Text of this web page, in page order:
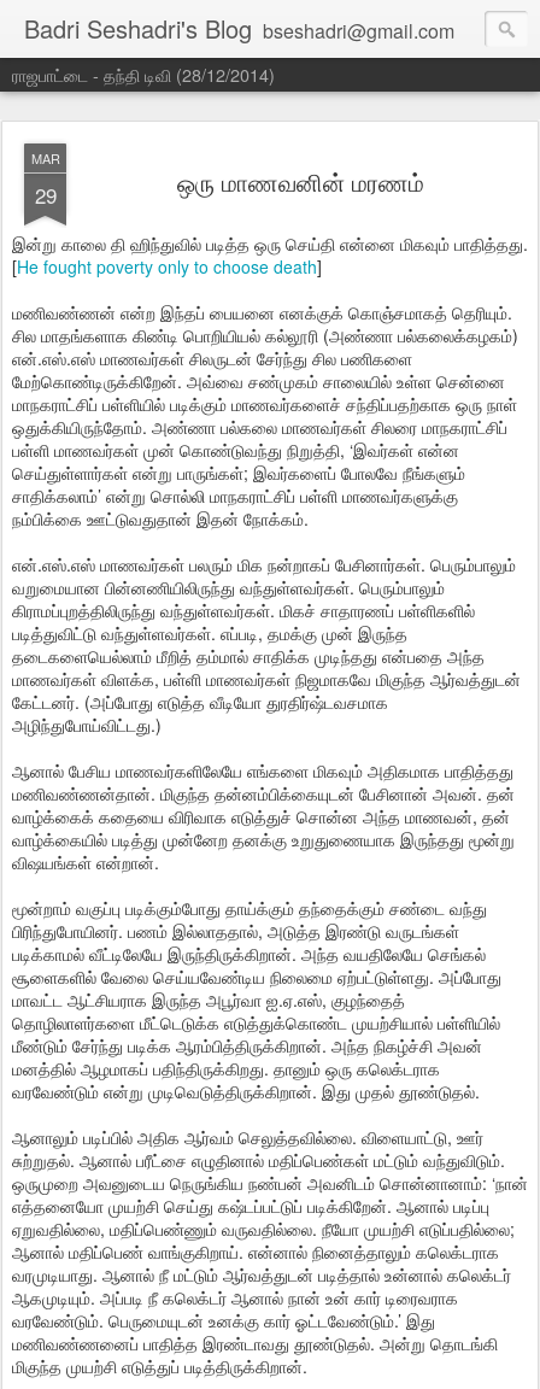
Badri Seshadri's Blog bseshadri@gmail.com
ராஜபாட்டை - தந்தி டிவி (28/12/2014)
MAR
29 ஒரு மாணவனின் மரணம்
இன்று காலை தி ஹிந்துவில் படித்த ஒரு செய்தி என்னை மிகவும் பாதித்தது.
[He fought poverty only to choose death]
மணிவண்ணன் என்ற இந்தப் பையனை எனக்குக் கொஞ்சமாகத் தெரியும்.
சில மாதங்களாக கிண்டி பொறியியல் கல்லூரி (அண்ணா பல்கலைக்கழகம்)
என்.எஸ்.எஸ் மாணவர்கள் சிலருடன் சேர்ந்து சில பணிகளை
மேற்கொண்டிருக்கிறேன். அவ்வை சண்முகம் சாலையில் உள்ள சென்னை
மாநகராட்சிப் பள்ளியில் படிக்கும் மாணவர்களைச் சந்திப்பதற்காக ஒரு நாள்
ஒதுக்கியிருந்தோம். அண்ணா பல்கலை மாணவர்கள் சிலரை மாநகராட்சிப்
பள்ளி மாணவர்கள் முன் கொண்டுவந்து நிறுத்தி, ‘இவர்கள் என்ன
செய்துள்ளார்கள் என்று பாருங்கள்; இவர்களைப் போலவே நீங்களும்
சாதிக்கலாம்’ என்று சொல்லி மாநகராட்சிப் பள்ளி மாணவர்களுக்கு
நம்பிக்கை ஊட்டுவதுதான் இதன் நோக்கம்.
என்.எஸ்.எஸ் மாணவர்கள் பலரும் மிக நன்றாகப் பேசினார்கள். பெரும்பாலும்
வறுமையான பின்னணியிலிருந்து வந்துள்ளவர்கள். பெரும்பாலும்
கிராமப்புறத்திலிருந்து வந்துள்ளவர்கள். மிகச் சாதாரணப் பள்ளிகளில்
படித்துவிட்டு வந்துள்ளவர்கள். எப்படி, தமக்கு முன் இருந்த
தடைகளையெல்லாம் மீறித் தம்மால் சாதிக்க முடிந்தது என்பதை அந்த
மாணவர்கள் விளக்க, பள்ளி மாணவர்கள் நிஜமாகவே மிகுந்த ஆர்வத்துடன்
கேட்டனர். (அப்போது எடுத்த வீடியோ துரதிர்ஷ்டவசமாக
அழிந்துபோய்விட்டது.)
ஆனால் பேசிய மாணவர்களிலேயே எங்களை மிகவும் அதிகமாக பாதித்தது
மணிவண்ணன்தான். மிகுந்த தன்னம்பிக்கையுடன் பேசினான் அவன். தன்
வாழ்க்கைக் கதையை விரிவாக எடுத்துச் சொன்ன அந்த மாணவன், தன்
வாழ்க்கையில் படித்து முன்னேற தனக்கு உறுதுணையாக இருந்தது மூன்று
விஷயங்கள் என்றான்.
மூன்றாம் வகுப்பு படிக்கும்போது தாய்க்கும் தந்தைக்கும் சண்டை வந்து
பிரிந்துபோயினர். பணம் இல்லாததால், அடுத்த இரண்டு வருடங்கள்
படிக்காமல் வீட்டிலேயே இருந்திருக்கிறான். அந்த வயதிலேயே செங்கல்
சூளைகளில் வேலை செய்யவேண்டிய நிலைமை ஏற்பட்டுள்ளது. அப்போது
மாவட்ட ஆட்சியராக இருந்த அபூர்வா ஐ.ஏ.எஸ், குழந்தைத்
தொழிலாளர்களை மீட்டெடுக்க எடுத்துக்கொண்ட முயற்சியால் பள்ளியில்
மீண்டும் சேர்ந்து படிக்க ஆரம்பித்திருக்கிறான். அந்த நிகழ்ச்சி அவன்
மனத்தில் ஆழமாகப் பதிந்திருக்கிறது. தானும் ஒரு கலெக்டராக
வரவேண்டும் என்று முடிவெடுத்திருக்கிறான். இது முதல் தூண்டுதல்.
ஆனாலும் படிப்பில் அதிக ஆர்வம் செலுத்தவில்லை. விளையாட்டு, ஊர்
சுற்றுதல். ஆனால் பரீட்சை எழுதினால் மதிப்பெண்கள் மட்டும் வந்துவிடும்.
ஒருமுறை அவனுடைய நெருங்கிய நண்பன் அவனிடம் சொன்னானாம்: ‘நான்
எத்தனையோ முயற்சி செய்து கஷ்டப்பட்டுப் படிக்கிறேன். ஆனால் படிப்பு
ஏறுவதில்லை, மதிப்பெண்ணும் வருவதில்லை. நீயோ முயற்சி எடுப்பதில்லை;
ஆனால் மதிப்பெண் வாங்குகிறாய். என்னால் நினைத்தாலும் கலெக்டராக
வரமுடியாது. ஆனால் நீ மட்டும் ஆர்வத்துடன் படித்தால் உன்னால் கலெக்டர்
ஆகமுடியும். அப்படி நீ கலெக்டர் ஆனால் நான் உன் கார் டிரைவராக
வரவேண்டும். பெருமையுடன் உனக்கு கார் ஓட்டவேண்டும்.’ இது
மணிவண்ணனைப் பாதித்த இரண்டாவது தூண்டுதல். அன்று தொடங்கி
மிகுந்த முயற்சி எடுத்துப் படித்திருக்கிறான்.